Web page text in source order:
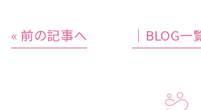
« 前の記事へ │BLOG一